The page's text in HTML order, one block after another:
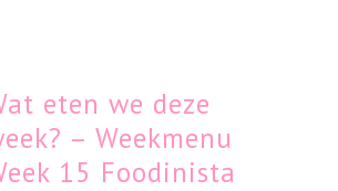
eten we deze
– Weekmenu
15 Foodinista